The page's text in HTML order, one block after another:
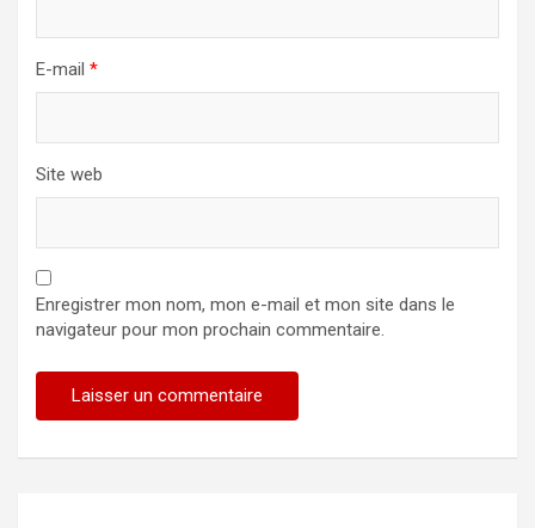
E-mail *
Site web
Enregistrer mon nom, mon e-mail et mon site dans le
navigateur pour mon prochain commentaire.